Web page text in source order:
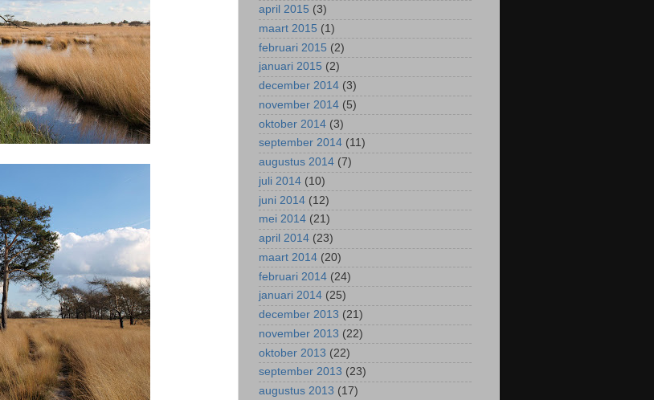
april 2015 (3)
maart 2015 (1)
februari 2015 (2)
januari 2015 (2)
december 2014 (3)
november 2014 (5)
oktober 2014 (3)
september 2014 (11)
augustus 2014 (7)
juli 2014 (10)
juni 2014 (12)
mei 2014 (21)
april 2014 (23)
maart 2014 (20)
februari 2014 (24)
januari 2014 (25)
december 2013 (21)
november 2013 (22)
oktober 2013 (22)
september 2013 (23)
augustus 2013 (17)